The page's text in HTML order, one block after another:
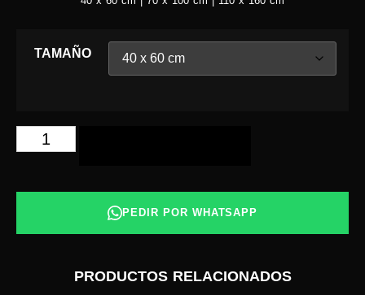
TAMAÑO
PEDIR POR WHATSAPP
PRODUCTOS RELACIONADOS